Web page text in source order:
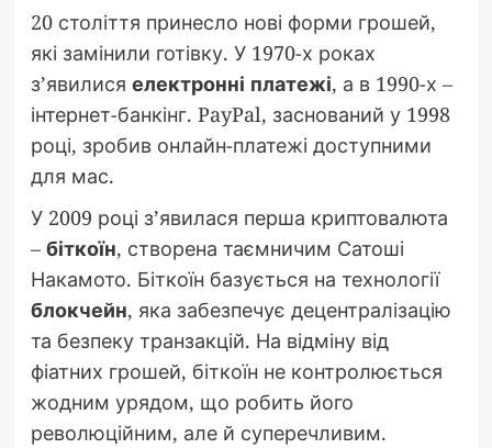
20 століття принесло нові форми грошей,
які замінили готівку. У 1970-х роках
з’явилися електронні платежі, а в 1990-х –
інтернет-банкінг. PayPal, заснований у 1998
році, зробив онлайн-платежі доступними
для мас.
У 2009 році з’явилася перша криптовалюта
– біткоїн, створена таємничим Сатоші
Накамото. Біткоїн базується на технології
блокчейн, яка забезпечує децентралізацію
та безпеку транзакцій. На відміну від
фіатних грошей, біткоїн не контролюється
жодним урядом, що робить його
революційним, але й суперечливим.